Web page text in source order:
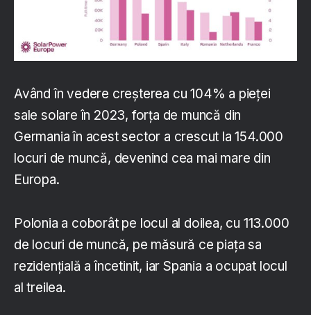
Având în vedere creșterea cu 104% a pieței
sale solare în 2023, forța de muncă din
Germania în acest sector a crescut la 154.000
locuri de muncă, devenind cea mai mare din
Europa.
Polonia a coborât pe locul al doilea, cu 113.000
de locuri de muncă, pe măsură ce piața sa
rezidențială a încetinit, iar Spania a ocupat locul
al treilea.